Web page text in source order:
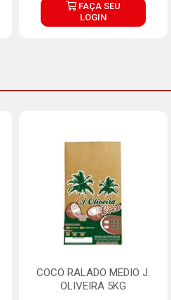
FAÇA SEU
LOGIN
COCO RALADO MEDIO J.
OLIVEIRA 5KG